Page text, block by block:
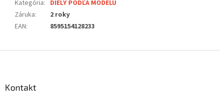
Kategória: DIELY PODĽA MODELU
Záruka:
2 roky
EAN: 8595154128233
Kontakt